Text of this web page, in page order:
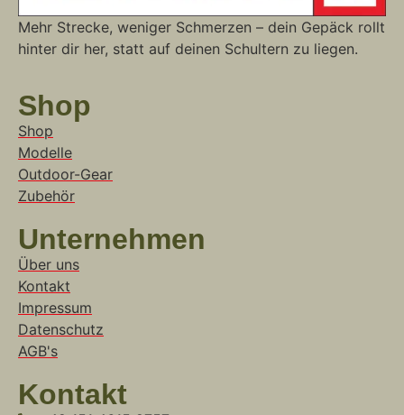
Mehr Strecke, weniger Schmerzen – dein Gepäck rollt
hinter dir her, statt auf deinen Schultern zu liegen.
Shop
Shop
Modelle
Outdoor-Gear
Zubehör
Unternehmen
Über uns
Kontakt
Impressum
Datenschutz
AGB's
Kontakt